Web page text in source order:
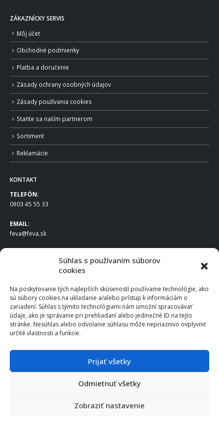
Súhlas s používaním súborov
cookies
Na poskytovanie tých najlepších skúseností používame technológie, ako
sú súbory cookies na ukladanie a/alebo prístup k informáciám o
zariadení. Súhlas s týmito technológiami nám umožní spracovávať
údaje, ako je správanie pri prehliadaní alebo jedinečné ID na tejto
stránke. Nesúhlas alebo odvolanie súhlasu môže nepriaznivo ovplyvniť
určité vlastnosti a funkcie.
Prijať všetky
Odmietnuť všetky
Zobraziť nastavenie
ZÁKAZNÍCKY SERVIS
Môj účet
Obchodné podmienky
Platba a doručenie
Zásady ochrany osobných údajov
Zásady používania cookies
Staňte sa naším partnerom
Sortiment
Reklamácie
KONTAKT
TELEFÓN:
0903 45 55 33
EMAIL:
feva@feva.sk
FEVA Slovakia SK s.r.o.
831 04 Bratislava
IČO: 50922688
DIČ: 2120539388
IČ DPH: SK2120539388
Po – Pia: 8:00 – 16:30